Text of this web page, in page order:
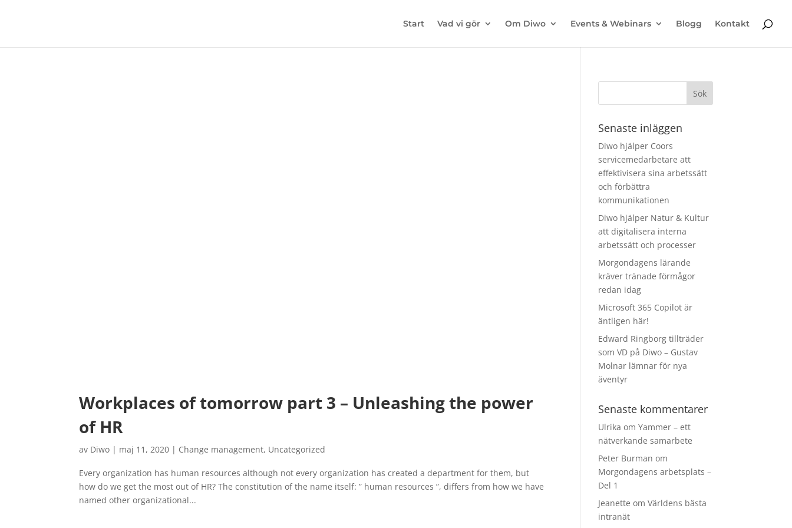
Start Vad vi gör Om Diwo Events & Webinars Blogg Kontakt
Workplaces of tomorrow part 3 – Unleashing the power
of HR
av Diwo | maj 11, 2020 | Change management, Uncategorized
Every organization has human resources although not every organization has created a department for them, but
how do we get the most out of HR? The constitution of the name itself: ” human resources ”, differs from how we have
named other organizational...
Senaste inläggen
Diwo hjälper Coors
servicemedarbetare att
effektivisera sina arbetssätt
och förbättra
kommunikationen
Diwo hjälper Natur & Kultur
att digitalisera interna
arbetssätt och processer
Morgondagens lärande
kräver tränade förmågor
redan idag
Microsoft 365 Copilot är
äntligen här!
Edward Ringborg tillträder
som VD på Diwo – Gustav
Molnar lämnar för nya
äventyr
Senaste kommentarer
Ulrika omYammer – ett
nätverkande samarbete
Peter Burman om
Morgondagens arbetsplats –
Del 1
Jeanette omVärldens bästa
intranät